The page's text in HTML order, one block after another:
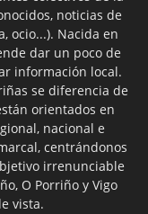
noticias de
ocio...). Nacida en
dar un poco de
información local.
se diferencia de
orientados en
nacional e
centrándonos
irrenunciable
O Porriño y Vigo
vista.